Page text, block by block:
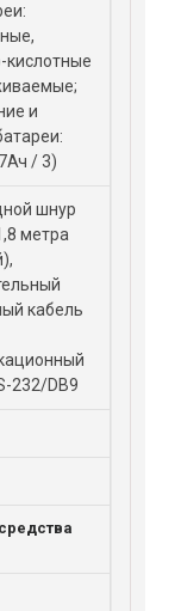
кислотные
и
/ 3)
шнур
метра
кабель
232/DB9